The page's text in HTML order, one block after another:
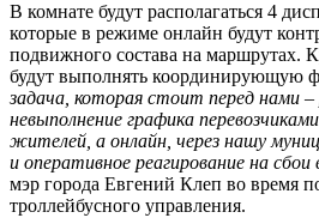
В комнате будут располагаться 4
которые в режиме онлайн будут
подвижного состава на маршрутах.
будут выполнять координирующую
задача, которая стоит перед нами –
невыполнение графика
жителей, а онлайн, через нашу
и оперативное реагирование на
мэр города Евгений Клеп во время
троллейбусного управления.